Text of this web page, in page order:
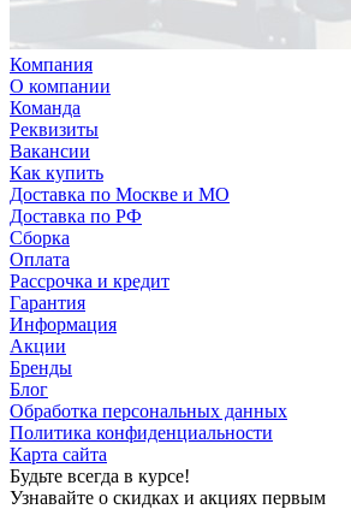
Компания
О компании
Команда
Реквизиты
Вакансии
Как купить
Доставка по Москве и МО
Доставка по РФ
Сборка
Оплата
Рассрочка и кредит
Гарантия
Информация
Акции
Бренды
Блог
Обработка персональных данных
Политика конфиденциальности
Карта сайта
Будьте всегда в курсе!
Узнавайте о скидках и акциях первым